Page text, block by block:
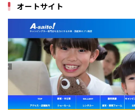
オートサイト